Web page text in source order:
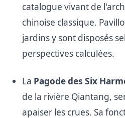
catalogue vivant de
chinoise classique.
jardins y sont disposés
perspectives calculées.
La Pagode des Six
de la rivière Qiantang,
apaiser les crues. Sa